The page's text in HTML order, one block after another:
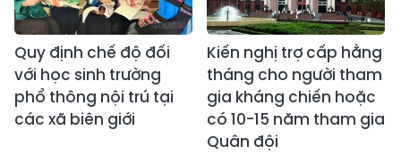
Quy định chế độ đối
với học sinh trường
phổ thông nội trú tại
các xã biên giới
Kiến nghị trợ cấp hằng
tháng cho người tham
gia kháng chiến hoặc
có 10-15 năm tham gia
Quân đội